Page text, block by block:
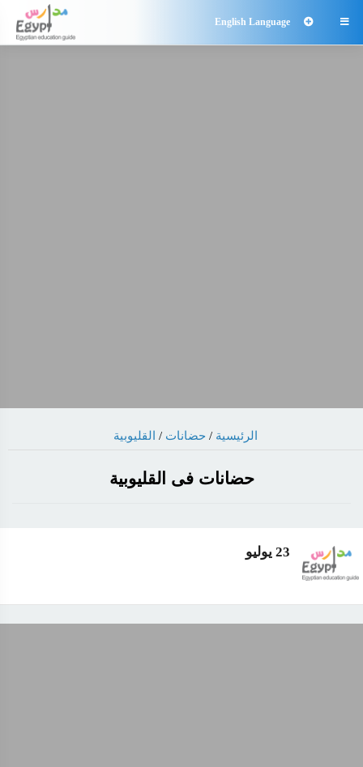

English Language
الرئيسية / حضانات / القليوبية
حضانات فى القليوبية
23 يوليو